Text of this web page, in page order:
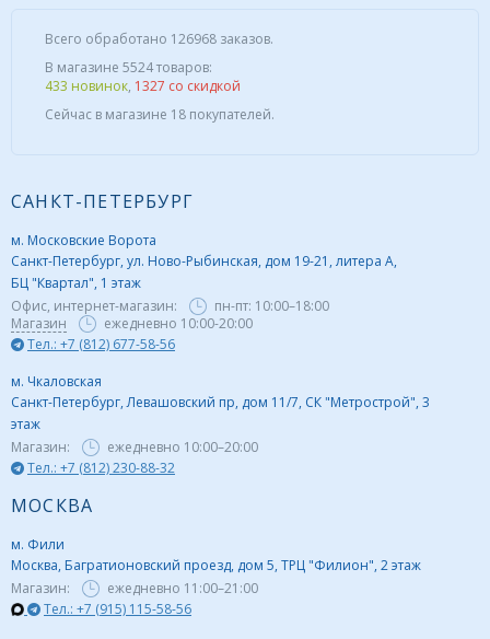
Всего обработано 126968 заказов.
В магазине 5524 товаров:
433 новинок, 1327 со скидкой
Сейчас в магазине 18 покупателей.
САНКТ-ПЕТЕРБУРГ
м. Московские Ворота
Санкт-Петербург, ул. Ново-Рыбинская, дом 19-21, литера А,
БЦ "Квартал", 1 этаж
Офис, интернет-магазин:
пн-пт: 10:00–18:00
Магазин
ежедневно 10:00-20:00
Тел.: +7 (812) 677-58-56
м. Чкаловская
Санкт-Петербург, Левашовский пр, дом 11/7, СК "Метрострой", 3
этаж
Магазин:
ежедневно 10:00–20:00
Тел.: +7 (812) 230-88-32
МОСКВА
м. Фили
Москва, Багратионовский проезд, дом 5, ТРЦ "Филион", 2 этаж
Магазин:
ежедневно 11:00–21:00
Тел.: +7 (915) 115-58-56